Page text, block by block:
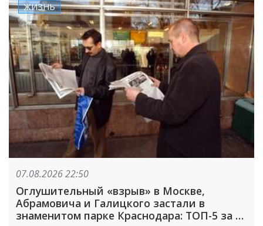
ЖИЗНЬ
07.08.2026 22:50
Оглушительный «взрыв» в Москве,
Абрамовича и Галицкого застали в
знаменитом парке Краснодара: ТОП-5 за 7